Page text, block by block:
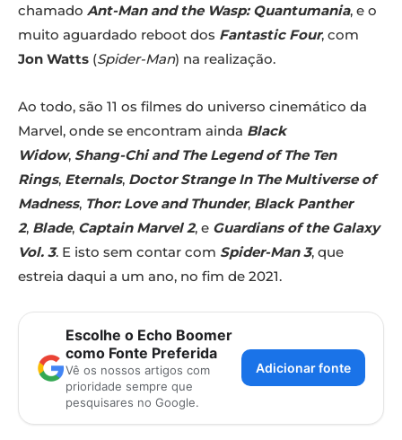
chamado Ant-Man and the Wasp: Quantumania, e o
muito aguardado reboot dos Fantastic Four, com
Jon Watts (Spider-Man) na realização.
Ao todo, são 11 os filmes do universo cinemático da
Marvel, onde se encontram ainda Black
Widow, Shang-Chi and The Legend of The Ten
Rings, Eternals, Doctor Strange In The Multiverse of
Madness, Thor: Love and Thunder, Black Panther
2, Blade, Captain Marvel 2, e Guardians of the Galaxy
Vol. 3. E isto sem contar com Spider-Man 3, que
estreia daqui a um ano, no fim de 2021.
Escolhe o Echo Boomer
como Fonte Preferida
Vê os nossos artigos com
prioridade sempre que
pesquisares no Google.
Adicionar fonte